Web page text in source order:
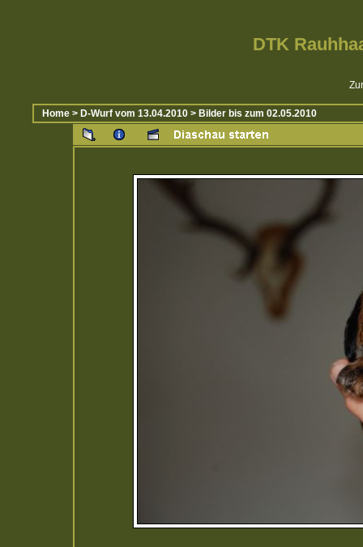
DTK
Home > D-Wurf vom 13.04.2010 > Bilder bis zum 02.05.2010